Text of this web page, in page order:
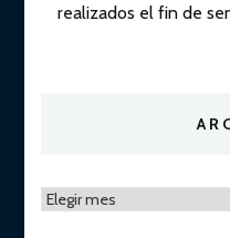
realizados el fin de
Archivos